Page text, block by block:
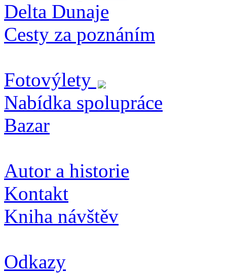
Delta Dunaje
Cesty za poznáním
Fotovýlety
Nabídka spolupráce
Bazar
Autor a historie
Kontakt
Kniha návštěv
Odkazy